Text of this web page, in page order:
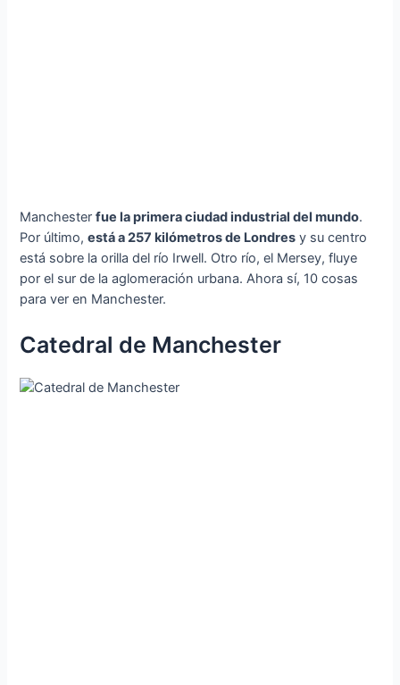
Manchesterfue la primera ciudad industrial del mundo.
Por último,está a 257 kilómetros de Londres y su centro
está sobre la orilla del río Irwell. Otro río, el Mersey, fluye
por el sur de la aglomeración urbana. Ahora sí, 10 cosas
para ver en Manchester.
Catedral de Manchester